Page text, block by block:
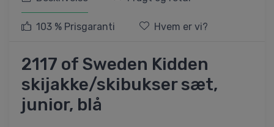
103 % Prisgaranti Hvem er vi?
2117 of Sweden Kidden
skijakke/skibukser sæt,
junior, blå